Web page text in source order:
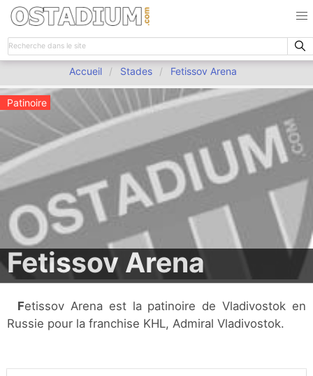
Accueil Stades Fetissov Arena
Patinoire
Fetissov Arena
Fetissov Arena est la patinoire de Vladivostok en
Russie pour la franchise KHL, Admiral Vladivostok.